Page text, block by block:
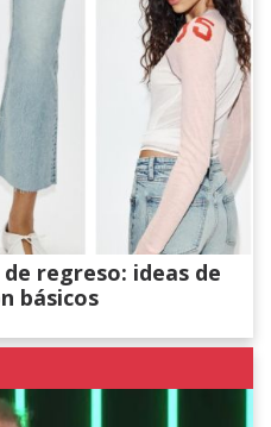
de regreso: ideas de
básicos